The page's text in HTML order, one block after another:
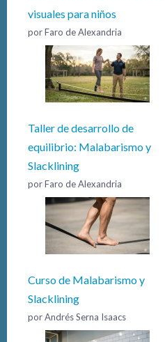
visuales para niños
por Faro de Alexandria
Taller de desarrollo de
equilibrio: Malabarismo y
Slacklining
por Faro de Alexandria
Curso de Malabarismo y
Slacklining
por Andrés Serna Isaacs